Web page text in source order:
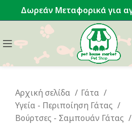
Δωρεάν Μεταφορικά για
Αρχική σελίδα
Γάτα
Υγεία - Περιποίηση Γάτας
Βούρτσες - Σαμπουάν Γάτας